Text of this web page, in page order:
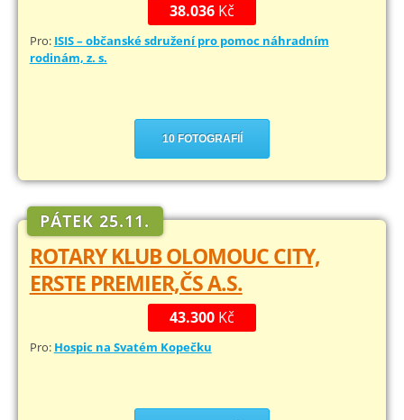
38.036 Kč
Pro: ISIS – občanské sdružení pro pomoc náhradním
rodinám, z. s.
10 FOTOGRAFIÍ
PÁTEK 25.11.
ROTARY KLUB OLOMOUC CITY,
ERSTE PREMIER,ČS A.S.
43.300 Kč
Pro: Hospic na Svatém Kopečku